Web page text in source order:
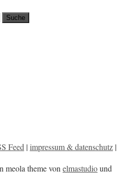
Feed |impressum & datenschutz |
meola theme vonelmastudiound